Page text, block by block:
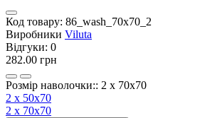
Код товару: 86_wash_70x70_2
Виробники Viluta
Відгуки: 0
282.00 грн
Розмір наволочки:: 2 х 70х70
2 х 50х70
2 х 70х70